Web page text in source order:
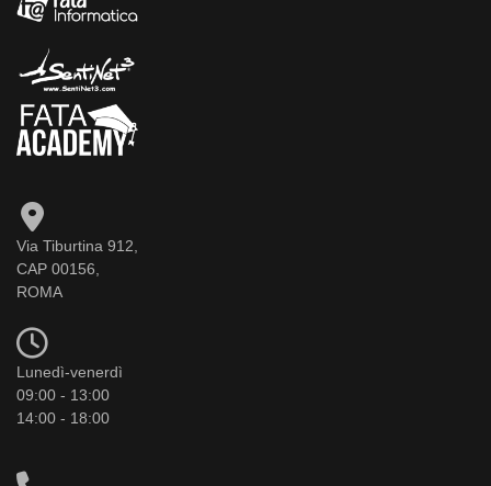
Via Tiburtina 912,
CAP 00156,
ROMA
Lunedì-venerdì
09:00 - 13:00
14:00 - 18:00